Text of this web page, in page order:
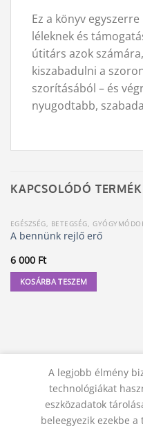
Ez a könyv
léleknek és
útitárs azok
kiszabadulni a
szorításából – és
nyugodtabb,
KAPCSOLÓDÓ
EGÉSZSÉG, BETEGSÉG,
A bennünk rejlő erő
6 000 Ft
KOSÁRBA TESZEM
A legjobb élmény
technológiákat
eszközadatok
beleegyezik ezekbe